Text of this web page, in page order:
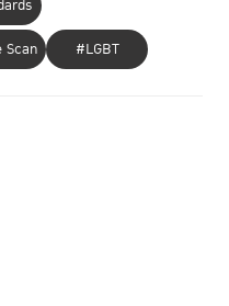
วจ ณ วันที่ 1 เมษายน 2563 มี
งอุทธรณ์-ฎีกา จะเป็นกรณีที่ศาล
ลุ่มนี้จะเปลี่ยนสถานะเป็นนักโทษ
” ประกอบด้วย
นผู้ต้องหาและจำเลย คำนึงถึง
ม
ดีให้ความยุติธรรมเป็นที่
ากขึ้น ให้ผู้พิพากษาให้ความ
Scan #LGBT